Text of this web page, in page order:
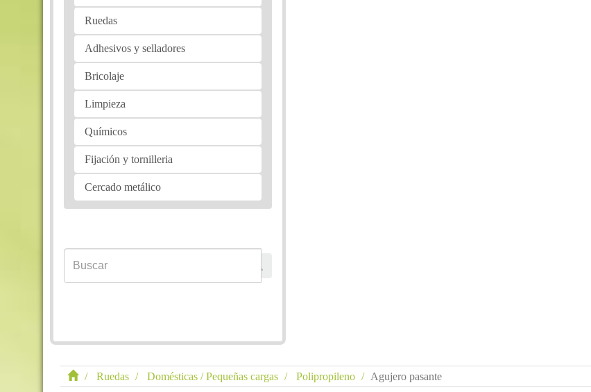
Ruedas
Adhesivos y selladores
Bricolaje
Limpieza
Químicos
Fijación y tornilleria
Cercado metálico
Ruedas Domésticas / Pequeñas cargas Polipropileno Agujero pasante